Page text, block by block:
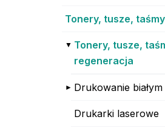
Tonery, tusze,
Tonery, tusze,
regeneracja
Drukowanie
Drukarki laserowe